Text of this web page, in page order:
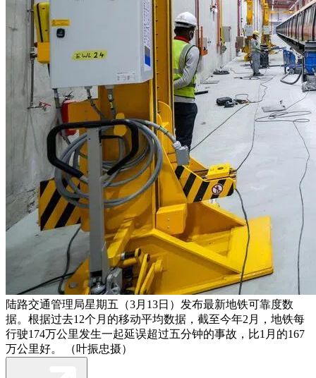
陆路交通管理局星期五（3月13日）发布最新地铁可靠度数
据。根据过去12个月的移动平均数据，截至今年2月，地铁每
行驶174万公里发生一起延误超过五分钟的事故，比1月的167
万公里好。 （叶振忠摄）